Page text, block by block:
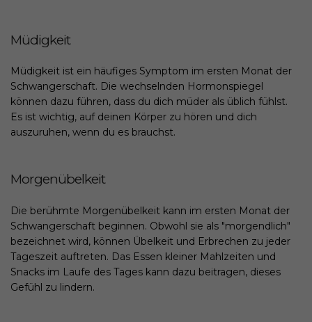
Müdigkeit
Müdigkeit ist ein häufiges Symptom im ersten Monat der
Schwangerschaft. Die wechselnden Hormonspiegel
können dazu führen, dass du dich müder als üblich fühlst.
Es ist wichtig, auf deinen Körper zu hören und dich
auszuruhen, wenn du es brauchst.
Morgenübelkeit
Die berühmte Morgenübelkeit kann im ersten Monat der
Schwangerschaft beginnen. Obwohl sie als "morgendlich"
bezeichnet wird, können Übelkeit und Erbrechen zu jeder
Tageszeit auftreten. Das Essen kleiner Mahlzeiten und
Snacks im Laufe des Tages kann dazu beitragen, dieses
Gefühl zu lindern.